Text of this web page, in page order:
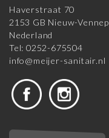
Haverstraat 70
2153 GB Nieuw-Vennep
Nederland
Tel: 0252-675504
info@meijer-sanitair.nl